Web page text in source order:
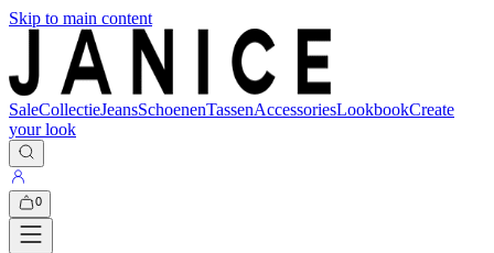
Skip to main content
SaleCollectieJeansSchoenenTassenAccessoriesLookbookCreate
your look
0